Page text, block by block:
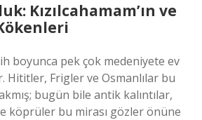
Kızılcahamam’ın ve
boyunca pek çok medeniyete ev
Hititler, Frigler ve Osmanlılar bu
bugün bile antik kalıntılar,
köprüler bu mirası gözler önüne